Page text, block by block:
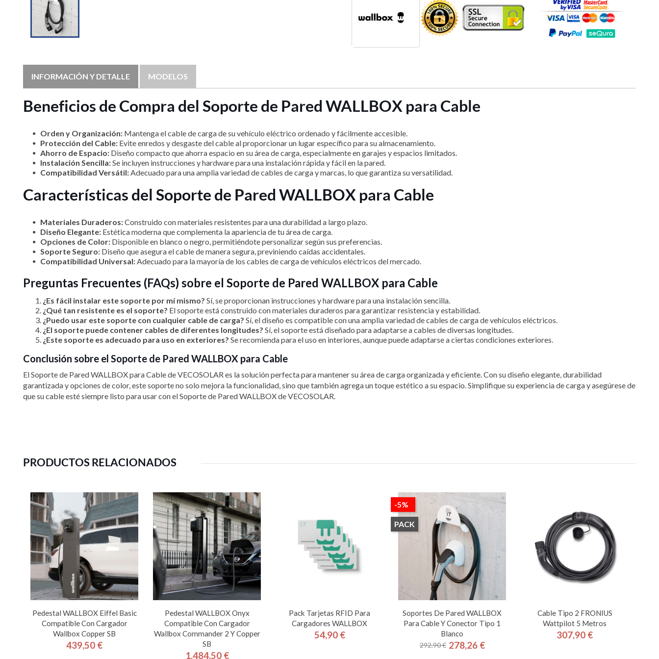
INFORMACIÓN Y DETALLE MODELOS
Beneficios de Compra del Soporte de Pared WALLBOX para Cable
Orden y Organización: Mantenga el cable de carga de su vehículo eléctrico ordenado y fácilmente accesible.
Protección del Cable: Evite enredos y desgaste del cable al proporcionar un lugar específico para su almacenamiento.
Ahorro de Espacio: Diseño compacto que ahorra espacio en su área de carga, especialmente en garajes y espacios limitados.
Instalación Sencilla:Se incluyen instrucciones y hardware para una instalación rápida y fácil en la pared.
Compatibilidad Versátil: Adecuado para una amplia variedad de cables de carga y marcas, lo que garantiza su versatilidad.
Características del Soporte de Pared WALLBOX para Cable
Materiales Duraderos:Construido con materiales resistentes para una durabilidad a largo plazo.
Diseño Elegante: Estética moderna que complementa la apariencia de tu área de carga.
Opciones de Color: Disponible en blanco o negro, permitiéndote personalizar según sus preferencias.
Soporte Seguro: Diseño que asegura el cable de manera segura, previniendo caídas accidentales.
Compatibilidad Universal:Adecuado para la mayoría de los cables de carga de vehículos eléctricos del mercado.
Preguntas Frecuentes (FAQs) sobre el Soporte de Pared WALLBOX para Cable
¿Es fácil instalar este soporte por mí mismo? Sí, se proporcionan instrucciones y hardware para una instalación sencilla.
¿Qué tan resistente es el soporte? El soporte está construido con materiales duraderos para garantizar resistencia y estabilidad.
¿Puedo usar este soporte con cualquier cable de carga? Sí, el diseño es compatible con una amplia variedad de cables de carga de vehículos eléctricos.
¿El soporte puede contener cables de diferentes longitudes? Sí, el soporte está diseñado para adaptarse a cables de diversas longitudes.
¿Este soporte es adecuado para uso en exteriores? Se recomienda para el uso en interiores, aunque puede adaptarse a ciertas condiciones exteriores.
Conclusión sobre el Soporte de Pared WALLBOX para Cable
El Soporte de Pared WALLBOX para Cable de VECOSOLAR es la solución perfecta para mantener su área de carga organizada y eficiente. Con su diseño elegante, durabilidad
garantizada y opciones de color, este soporte no solo mejora la funcionalidad, sino que también agrega un toque estético a su espacio. Simplifique su experiencia de carga y asegúrese de
que su cable esté siempre listo para usar con el Soporte de Pared WALLBOX de VECOSOLAR.
PRODUCTOS RELACIONADOS
Pedestal WALLBOX Eiffel Basic
Compatible Con Cargador
Wallbox Copper SB
Precio
439,50 €
Pedestal WALLBOX Onyx
Compatible Con Cargador
Wallbox Commander 2 Y Copper
SB
1.484,50 €
Pack Tarjetas RFID Para
Cargadores WALLBOX
Precio
54,90 €
Soportes De Pared WALLBOX
Para Cable Y Conector Tipo 1
Blanco
Precio
292,90 € Precio
278,26 €
-5%
PACK
Cable Tipo 2 FRONIUS
Wattpilot 5 Metros
Precio
307,90 €